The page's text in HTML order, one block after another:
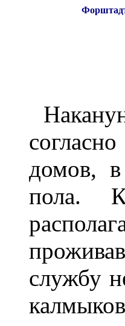
домов,
пола.
службу